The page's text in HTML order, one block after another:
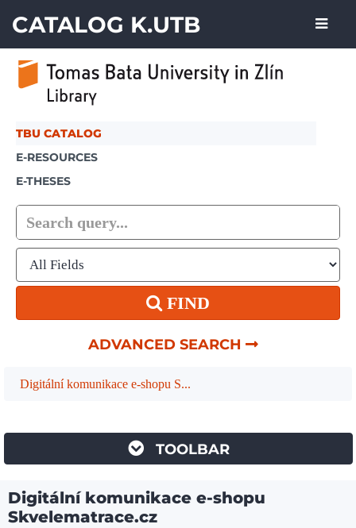
CATALOG K.UTB
TBU CATALOG
E-RESOURCES
E-THESES
FIND
ADVANCED SEARCH
Digitální komunikace e-shopu S...
TOOLBAR
Digitální komunikace e-shopu
Skvelematrace.cz